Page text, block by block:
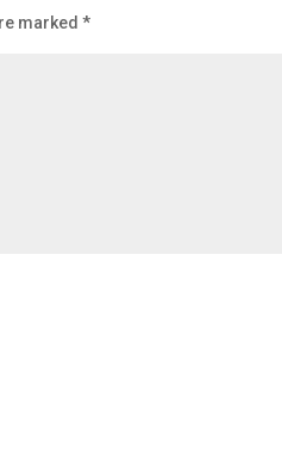
marked*